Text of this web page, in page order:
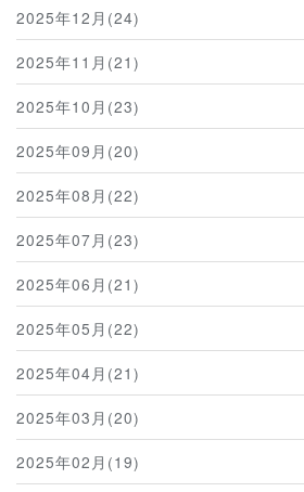
2025年12月(24)
2025年11月(21)
2025年10月(23)
2025年09月(20)
2025年08月(22)
2025年07月(23)
2025年06月(21)
2025年05月(22)
2025年04月(21)
2025年03月(20)
2025年02月(19)